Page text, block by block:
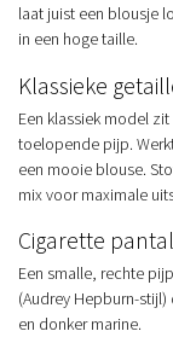
laat juist een blousje
in een hoge taille.
Klassieke
Een klassiek model
toelopende pijp.
een mooie blouse.
mix voor maximale
Cigarette
Een smalle, rechte
(Audrey Hepburn-
en donker marine.